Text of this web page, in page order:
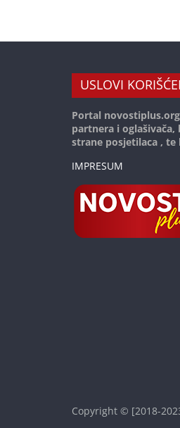
USLOVI
Portal
partnera i
strane posjetilaca ,
IMPRESUM
Copyright © [2018-